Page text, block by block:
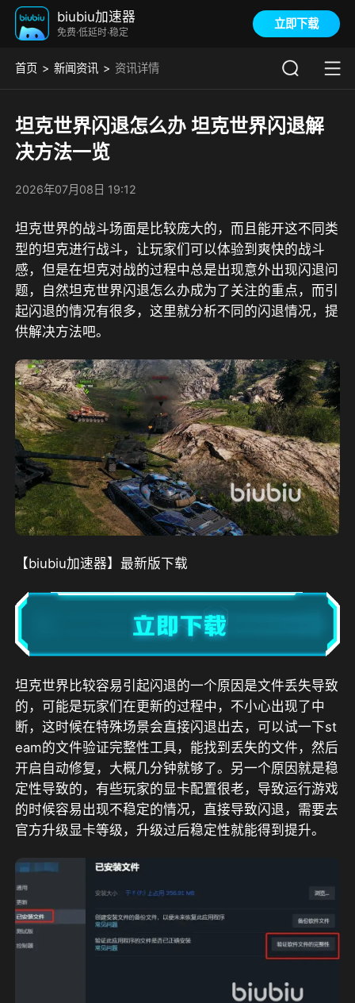
biubiu加速器
免费·低延时·稳定
立即下载
首页 新闻资讯 资讯详情
坦克世界闪退怎么办 坦克世界闪退解
决方法一览
2026年07月08日 19:12
坦克世界的战斗场面是比较庞大的，而且能开这不同类
型的坦克进行战斗，让玩家们可以体验到爽快的战斗
感，但是在坦克对战的过程中总是出现意外出现闪退问
题，自然坦克世界闪退怎么办成为了关注的重点，而引
起闪退的情况有很多，这里就分析不同的闪退情况，提
供解决方法吧。
【biubiu加速器】最新版下载
坦克世界比较容易引起闪退的一个原因是文件丢失导致
的，可能是玩家们在更新的过程中，不小心出现了中
断，这时候在特殊场景会直接闪退出去，可以试一下st
eam的文件验证完整性工具，能找到丢失的文件，然后
开启自动修复，大概几分钟就够了。另一个原因就是稳
定性导致的，有些玩家的显卡配置很老，导致运行游戏
的时候容易出现不稳定的情况，直接导致闪退，需要去
官方升级显卡等级，升级过后稳定性就能得到提升。